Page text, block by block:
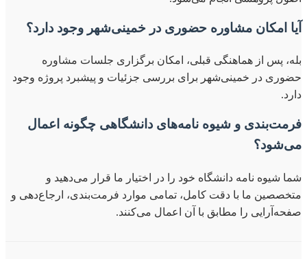
آیا امکان مشاوره حضوری در خمینی‌شهر وجود دارد؟
بله، پس از هماهنگی قبلی، امکان برگزاری جلسات مشاوره
حضوری در خمینی‌شهر برای بررسی جزئیات و پیشبرد پروژه وجود
دارد.
فرمت‌بندی و شیوه نامه‌های دانشگاهی چگونه اعمال
می‌شود؟
شما شیوه نامه دانشگاه خود را در اختیار ما قرار می‌دهید و
متخصصین ما با دقت کامل، تمامی موارد فرمت‌بندی، ارجاع‌دهی و
صفحه‌آرایی را مطابق با آن اعمال می‌کنند.